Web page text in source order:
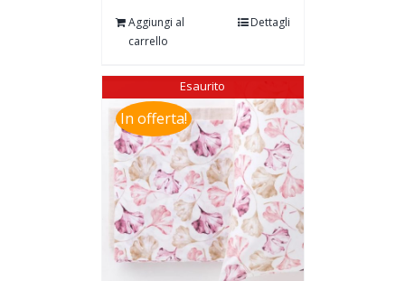
Aggiungi al
carrello
Dettagli
In offerta!
Esaurito